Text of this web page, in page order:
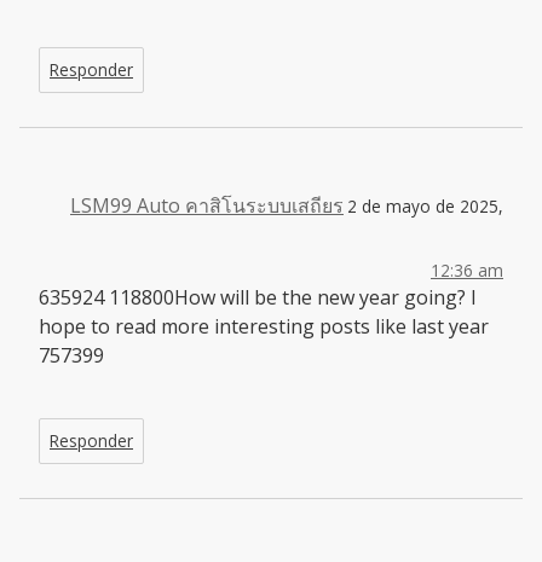
Responder
LSM99 Auto คาสิโนระบบเสถียร 2 de mayo de 2025,
12:36 am
635924 118800How will be the new year going? I
hope to read more interesting posts like last year
757399
Responder